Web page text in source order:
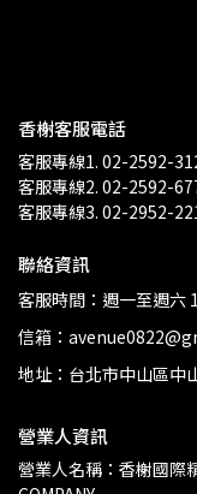
香榭客服電話
客服專線1. 02-2592-
客服專線2. 02-2592-
客服專線3. 02-2952-
聯絡資訊
客服時間：週一至週六
信箱：
地址：台北市中山區中
營業人資訊
營業人名稱：香榭國際